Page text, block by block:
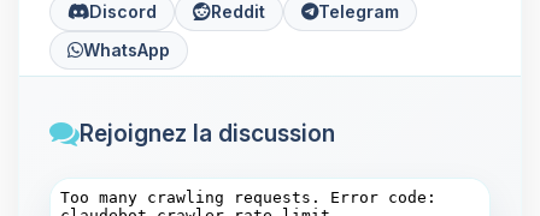
Discord
Reddit
Telegram
WhatsApp
Rejoignez la discussion